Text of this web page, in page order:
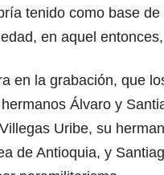
tenido como base
en aquel
en la grabación, que
Álvaro y
Uribe, su
de Antioquia, y